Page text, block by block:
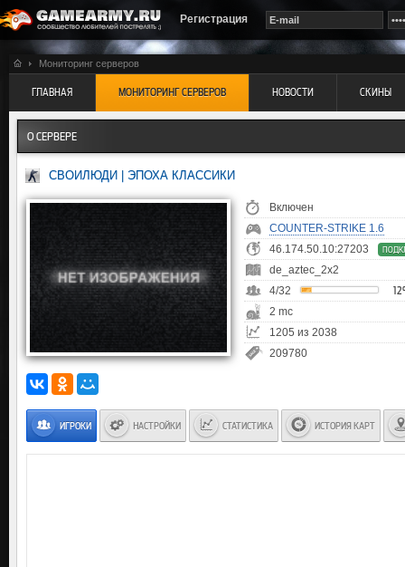
Регистрация
Мониторинг серверов
ГЛАВНАЯ МОНИТОРИНГ СЕРВЕРОВ НОВОСТИ СКИНЫ
О СЕРВЕРЕ
СВОИЛЮДИ | ЭПОХА КЛАССИКИ
Включен
COUNTER-STRIKE 1.6
46.174.50.10:27203
de_aztec_2x2
4/32
2 mc
1205 из 2038
209780
ИГРОКИ НАСТРОЙКИ СТАТИСТИКА ИСТОРИЯ КАРТ